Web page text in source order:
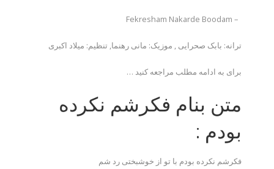
– Fekresham Nakarde Boodam
ترانه: بابک صحرایی , موزیک: مانی رهنما, تنظیم: میلاد اکبری
برای به ادامه مطلب مراجعه کنید …
متن بنام فکرشم نکرده
بودم :
فکرشم نکرده بودم با تو از خوشبختی رد شم